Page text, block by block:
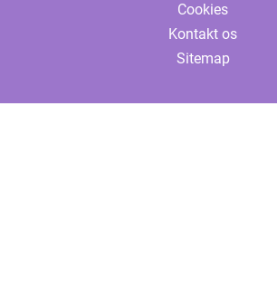
Cookies
Kontakt os
Sitemap